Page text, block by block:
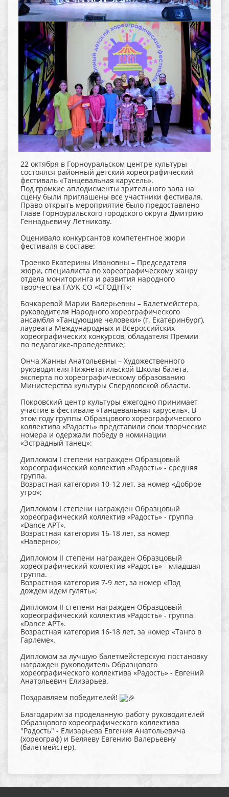
22 октября в Горноуральском центре культуры
состоялся районный детский хореографический
фестиваль «Танцевальная карусель».
Под громкие аплодисменты зрительного зала на
сцену были приглашены все участники фестиваля.
Право открыть мероприятие было предоставлено
Главе Горноуральского городского округа Дмитрию
Геннадьевичу Летникову.
Оценивало конкурсантов компетентное жюри
фестиваля в составе:
Троенко Екатерины Ивановны – Председателя
жюри, специалиста по хореографическому жанру
отдела мониторинга и развития народного
творчества ГАУК СО «СГОДНТ»;
Бочкаревой Марии Валерьевны – Балетмейстера,
руководителя Народного хореографического
ансамбля «Танцующие человеки» (г. Екатеринбург),
лауреата Международных и Всероссийских
хореографических конкурсов, обладателя Премии
по педагогике-пропедевтике;
Онча Жанны Анатольевны – Художественного
руководителя Нижнетагильской Школы балета,
эксперта по хореографическому образованию
Министерства культуры Свердловской области.
Покровский центр культуры ежегодно принимает
участие в фестивале «Танцевальная карусель». В
этом году группы Образцового хореографического
коллектива «Радость» представили свои творческие
номера и одержали победу в номинации
«Эстрадный танец»:
Дипломом I степени награжден Образцовый
хореографический коллектив «Радость» - средняя
группа.
Возрастная категория 10-12 лет, за номер «Доброе
утро»;
Дипломом I степени награжден Образцовый
хореографический коллектив «Радость» - группа
«Dance APT».
Возрастная категория 16-18 лет, за номер
«Наверно»;
Дипломом II степени награжден Образцовый
хореографический коллектив «Радость» - младшая
группа.
Возрастная категория 7-9 лет, за номер «Под
дождем идем гулять»;
Дипломом II степени награжден Образцовый
хореографический коллектив «Радость» - группа
«Dance APT».
Возрастная категория 16-18 лет, за номер «Танго в
Гарлеме».
Дипломом за лучшую балетмейстерскую постановку
награжден руководитель Образцового
хореографического коллектива «Радость» - Евгений
Анатольевич Елизарьев.
Поздравляем победителей!
Благодарим за проделанную работу руководителей
Образцового хореографического коллектива
"Радость" - Елизарьева Евгения Анатольевича
(хореограф) и Беляеву Евгению Валерьевну
(балетмейстер).